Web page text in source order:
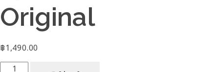
Original
฿1,490.00